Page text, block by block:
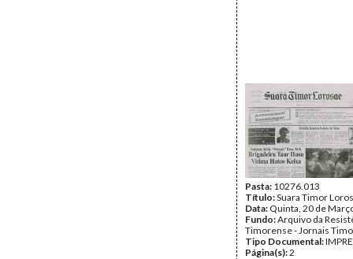
Pasta: 10276.013
Título:Suara Timor
Data: Quinta, 20 de
Fundo:Arquivo da
Timorense - Jornais
Tipo Documental:
Página(s):2